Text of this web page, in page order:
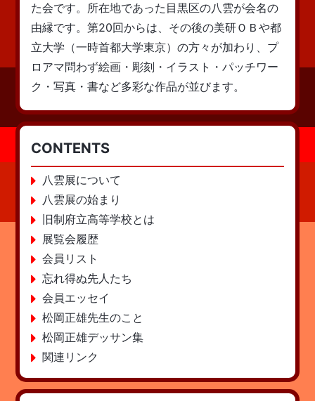
た会です。所在地であった目黒区の八雲が会名の
由縁です。第20回からは、その後の美研ＯＢや都
立大学（一時首都大学東京）の方々が加わり、プ
ロアマ問わず絵画・彫刻・イラスト・パッチワー
ク・写真・書など多彩な作品が並びます。
CONTENTS
八雲展について
八雲展の始まり
旧制府立高等学校とは
展覧会履歴
会員リスト
忘れ得ぬ先人たち
会員エッセイ
松岡正雄先生のこと
松岡正雄デッサン集
関連リンク